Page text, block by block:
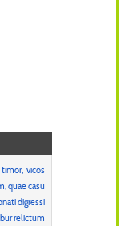
vicos
quae casu
digressi
relictum